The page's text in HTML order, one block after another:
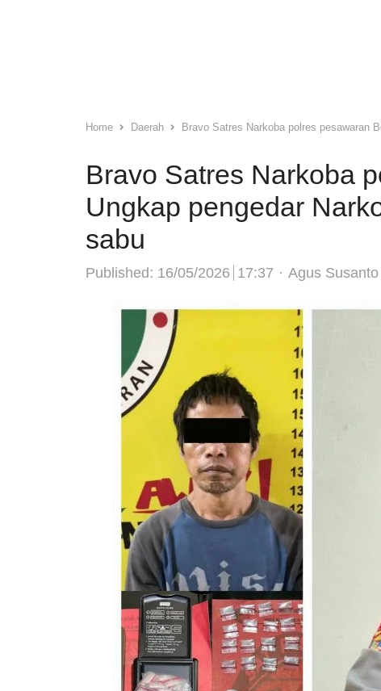
Home Daerah Bravo Satres Narkoba polres pesawaran
Bravo Satres Narkoba
Ungkap pengedar
sabu
Published: 16/05/2026 17:37 Author
Agus Susanto